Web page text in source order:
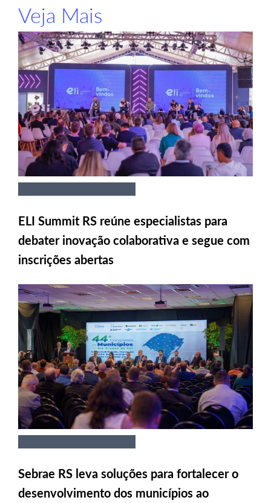
Veja Mais
ELI Summit RS reúne especialistas para
debater inovação colaborativa e segue com
inscrições abertas
Sebrae RS leva soluções para fortalecer o
desenvolvimento dos municípios ao